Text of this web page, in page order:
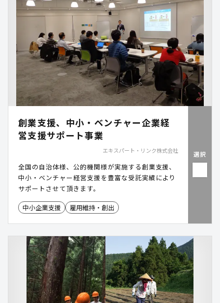
給付や産地を絞った提供にも対応することで、支援
の実効性向上と地産地消の推進に寄与します。
創業支援、中小・ベンチャー企業経
営支援サポート事業
エキスパート・リンク株式会社
全国の自治体様、公的機関様が実施する創業支援、
中小・ベンチャー経営支援を豊富な受託実績により
サポートさせて頂きます。
中小企業支援 雇用維持・創出
選択